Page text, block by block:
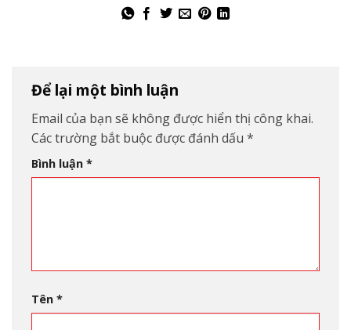
Để lại một bình luận
Email của bạn sẽ không được hiển thị công khai.
Các trường bắt buộc được đánh dấu *
Bình luận *
Tên *